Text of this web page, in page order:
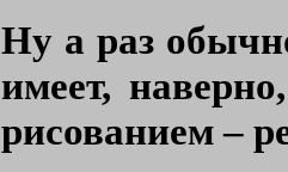
Ну а раз
имеет,
рисованием –